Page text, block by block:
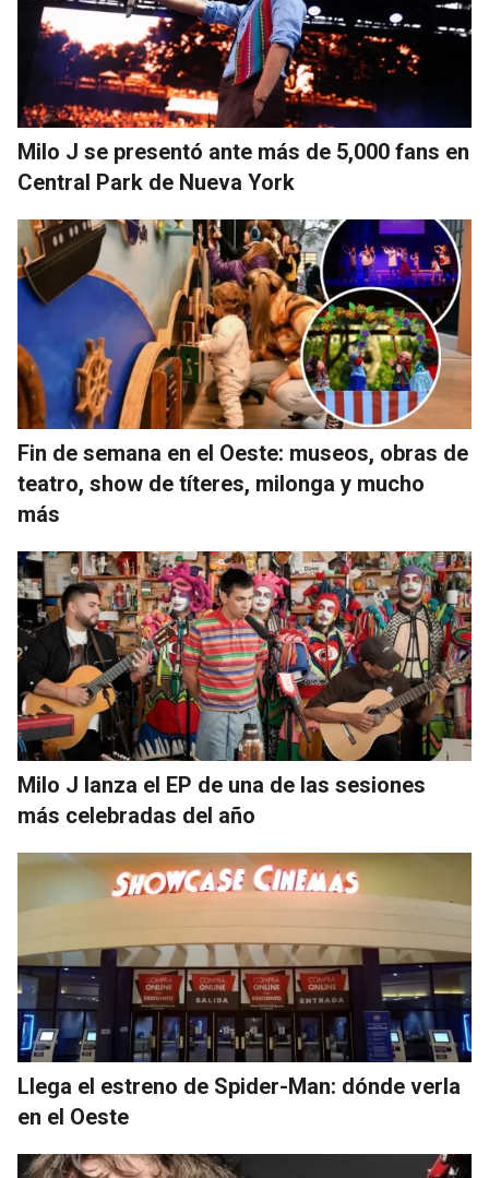
Milo J se presentó ante más de 5,000 fans en
Central Park de Nueva York
Fin de semana en el Oeste: museos, obras de
teatro, show de títeres, milonga y mucho
más
Milo J lanza el EP de una de las sesiones
más celebradas del año
Llega el estreno de Spider-Man: dónde verla
en el Oeste